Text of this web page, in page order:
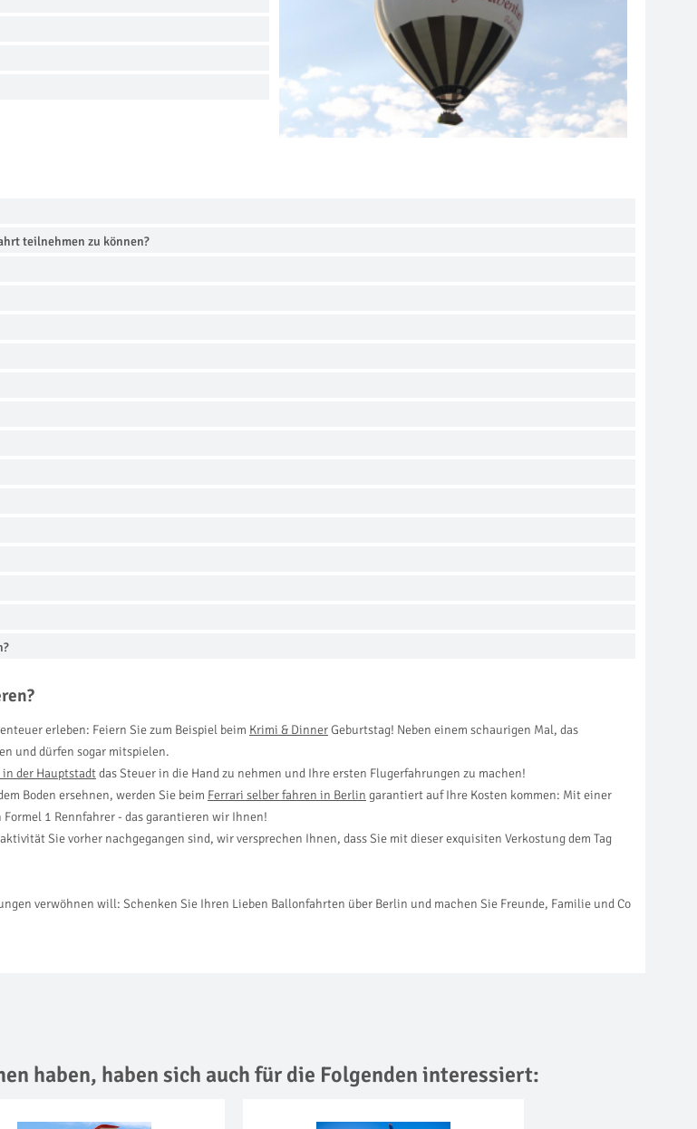
teilnehmen zu können?
erleben: Feiern Sie zum Beispiel beim Krimi & DinnerGeburtstag! Neben einem schaurigen Mal, das
und dürfen sogar mitspielen.
der Hauptstadtdas Steuer in die Hand zu nehmen und Ihre ersten Flugerfahrungen zu machen!
Boden ersehnen, werden Sie beim Ferrari selber fahren in Berlin garantiert auf Ihre Kosten kommen: Mit einer
1 Rennfahrer - das garantieren wir Ihnen!
Sie vorher nachgegangen sind, wir versprechen Ihnen, dass Sie mit dieser exquisiten Verkostung dem Tag
verwöhnen will: Schenken Sie Ihren Lieben Ballonfahrten über Berlin und machen Sie Freunde, Familie und Co
haben, haben sich auch für die Folgenden interessiert: